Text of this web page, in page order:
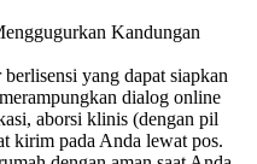
Kandungan
yang dapat siapkan
dialog online
aborsi klinis (dengan pil
kirim pada Anda lewat pos.